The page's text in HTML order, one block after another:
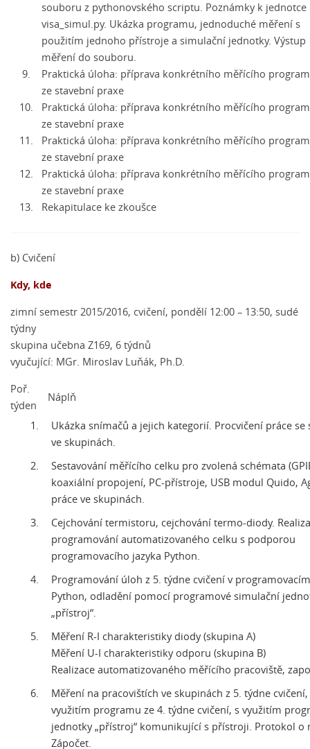
souboru z pythonovského scriptu. Poznámky k jednotce
visa_simul.py. Ukázka programu, jednoduché měření s
použitím jednoho přístroje a simulační jednotky. Výstup
měření do souboru.
9.
Praktická úloha: příprava konkrétního měřícího
ze stavební praxe
10.
Praktická úloha: příprava konkrétního měřícího
ze stavební praxe
11.
Praktická úloha: příprava konkrétního měřícího
ze stavební praxe
12.
Praktická úloha: příprava konkrétního měřícího
ze stavební praxe
13.
Rekapitulace ke zkoušce
b) Cvičení
Kdy, kde
zimní semestr 2015/2016, cvičení, pondělí 12:00 – 13:50, sudé
týdny
skupina učebna Z169, 6 týdnů
vyučující: MGr. Miroslav Luňák, Ph.D.
Poř.
týden
Náplň
Ukázka snímačů a jejich kategorií. Procvičení práce se
ve skupinách.
Sestavování měřícího celku pro zvolená schémata
koaxiální propojení, PC-přístroje, USB modul Quido,
práce ve skupinách.
Cejchování termistoru, cejchování termo-diody.
programování automatizovaného celku s podporou
programovacího jazyka Python.
Programování úloh z 5. týdne cvičení v
Python, odladění pomocí programové simulační
„přístroj“.
Měření R-I charakteristiky diody (skupina A)
Měření U-I charakteristiky odporu (skupina B)
Realizace automatizovaného měřícího pracoviště,
Měření na pracovištích ve skupinách z 5. týdne cvičení,
využitím programu ze 4. týdne cvičení, s využitím
jednotky „přístroj“ komunikující s přístroji. Protokol o
Zápočet.